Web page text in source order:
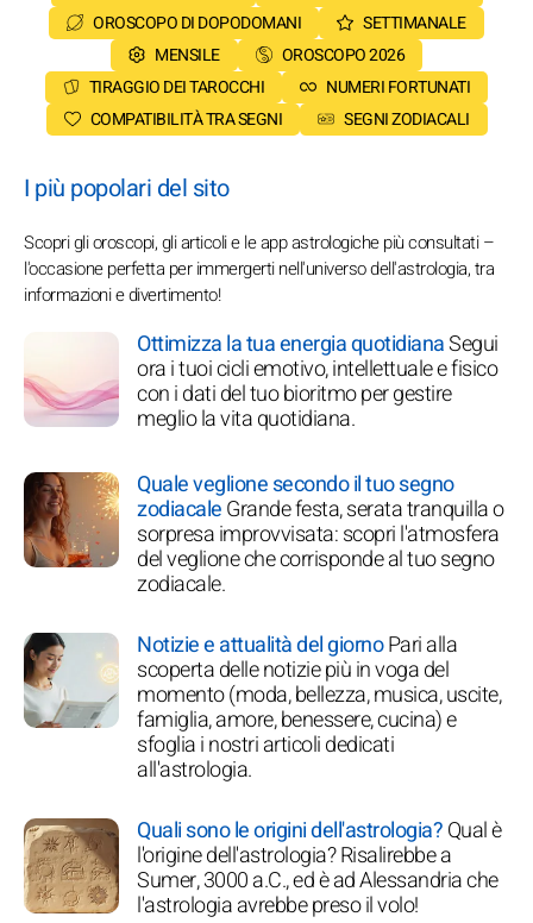
OROSCOPO DI DOPODOMANI
SETTIMANALE
MENSILE
OROSCOPO 2026
TIRAGGIO DEI TAROCCHI
NUMERI FORTUNATI
COMPATIBILITÀ TRA SEGNI
SEGNI ZODIACALI
I più popolari del sito
Scopri gli oroscopi, gli articoli e le app astrologiche più consultati –
l'occasione perfetta per immergerti nell'universo dell'astrologia, tra
informazioni e divertimento!
Ottimizza la tua energia quotidianaSegui
ora i tuoi cicli emotivo, intellettuale e fisico
con i dati del tuo bioritmo per gestire
meglio la vita quotidiana.
Quale veglione secondo il tuo segno
zodiacaleGrande festa, serata tranquilla o
sorpresa improvvisata: scopri l'atmosfera
del veglione che corrisponde al tuo segno
zodiacale.
Notizie e attualità del giornoPari alla
scoperta delle notizie più in voga del
momento (moda, bellezza, musica, uscite,
famiglia, amore, benessere, cucina) e
sfoglia i nostri articoli dedicati
all'astrologia.
Quali sono le origini dell'astrologia?Qual è
l'origine dell'astrologia? Risalirebbe a
Sumer, 3000 a.C., ed è ad Alessandria che
l'astrologia avrebbe preso il volo!